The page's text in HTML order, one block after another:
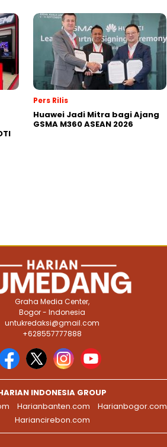
Pers Rilis
Huawei Jadi Mitra bagi Ajang
GSMA M360 ASEAN 2026
Graha Media Center,
Bogor - Indonesia
untukredaksi@gmail.com
+628557777888
INDONESIA GROUP
Harianbanten.com Harianbogor.com
Hariancirebon.com